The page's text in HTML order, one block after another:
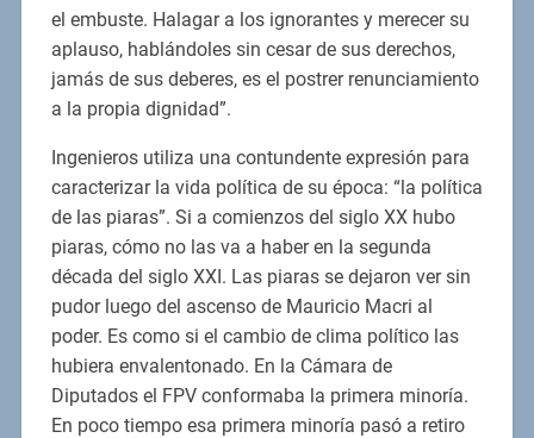
el embuste. Halagar a los ignorantes y merecer su
aplauso, hablándoles sin cesar de sus derechos,
jamás de sus deberes, es el postrer renunciamiento
a la propia dignidad”.
Ingenieros utiliza una contundente expresión para
caracterizar la vida política de su época: “la política
de las piaras”. Si a comienzos del siglo XX hubo
piaras, cómo no las va a haber en la segunda
década del siglo XXI. Las piaras se dejaron ver sin
pudor luego del ascenso de Mauricio Macri al
poder. Es como si el cambio de clima político las
hubiera envalentonado. En la Cámara de
Diputados el FPV conformaba la primera minoría.
En poco tiempo esa primera minoría pasó a retiro